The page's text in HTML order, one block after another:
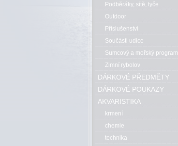
Podběráky, sítě, tyče
Outdoor
Příslušenství
Součásti udice
Sumcový a mořský program
Zimní rybolov
DÁRKOVÉ PŘEDMĚTY
DÁRKOVÉ POUKAZY
AKVARISTIKA
krmení
chemie
technika